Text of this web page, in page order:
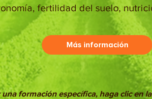
fertilidad del suelo,
Más información
una formación específica, haga clic en